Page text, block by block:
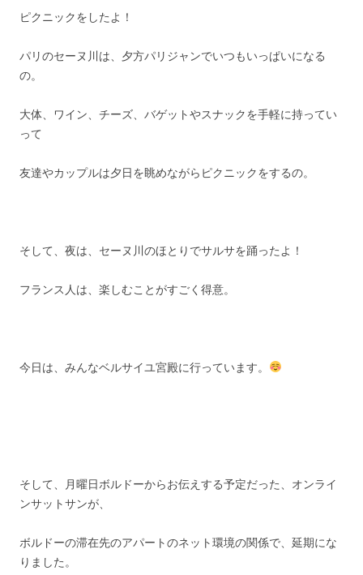
ピクニックをしたよ！
パリのセーヌ川は、夕方パリジャンでいつもいっぱいになる
の。
大体、ワイン、チーズ、バゲットやスナックを手軽に持ってい
って
友達やカップルは夕日を眺めながらピクニックをするの。
そして、夜は、セーヌ川のほとりでサルサを踊ったよ！
フランス人は、楽しむことがすごく得意。
今日は、みんなベルサイユ宮殿に行っています。
そして、月曜日ボルドーからお伝えする予定だった、オンライ
ンサットサンが、
ボルドーの滞在先のアパートのネット環境の関係で、延期にな
りました。